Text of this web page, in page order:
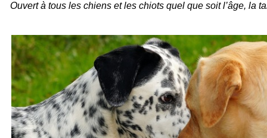
Ouvert à tous les chiens et les chiots quel que soit l’âge, la